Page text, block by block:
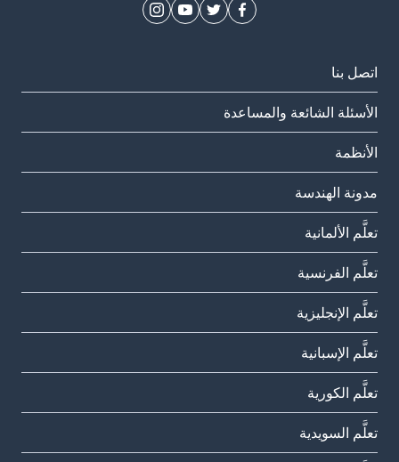
اتصل بنا
الأسئلة الشائعة والمساعدة
الأنظمة
مدونة الهندسة
تعلَّم الألمانية
تعلَّم الفرنسية
تعلَّم الإنجليزية
تعلَّم الإسبانية
تعلَّم الكورية
تعلَّم السويدية